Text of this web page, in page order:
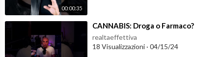
00:00:35
⁣CANNABIS: Droga o Farmaco?
realtaeffettiva
18 Visualizzazioni · 04/15/24